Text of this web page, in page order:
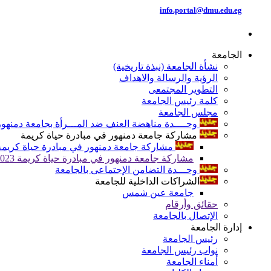
info.portal@dmu.edu.eg
الجامعة
نشأة الجامعة (نبذة تاريخية)
الرؤية والرسالة والاهداف
التطوير المجتمعى
كلمة رئيس الجامعة
مجلس الجامعة
وحــــدة مناهضة العنف ضد المـــرأة بجامعة
مشاركة جامعة دمنهور في مبادرة حياة كريمة
مشاركة جامعة دمنهور في مبادرة حياة كريمة
مشاركة جامعة دمنهور في مبادرة حياة كريمة 2023
وحـــدة التضامن الإجتماعى بالجامعة
الشراكات الداخلية للجامعة
جامعة عين شمس
حقائق وأرقام
الإتصال بالجامعة
إدارة الجامعة
رئيس الجامعة
نواب رئيس الجامعة
أمناء الجامعة